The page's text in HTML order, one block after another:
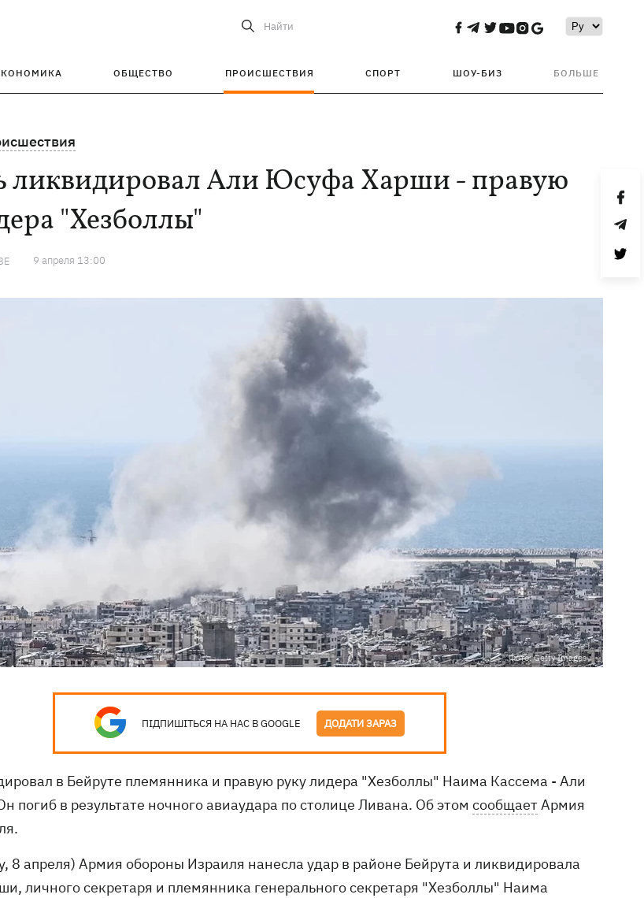
Найти
ОБЩЕСТВО ПРОИСШЕСТВИЯ СПОРТ ШОУ-БИЗ БОЛЬШЕ
ликвидировал Али Юсуфа Харши - правую
"Хезболлы"
9 апреля 13:00
Фото: Getty Images
ПІДПИШІТЬСЯ НА НАС В GOOGLE ДОДАТИ ЗАРАЗ
в Бейруте племянника и правую руку лидера "Хезболлы" Наима Кассема - Али
погиб в результате ночного авиаудара по столице Ливана. Об этом сообщаетАрмия
8 апреля) Армия обороны Израиля нанесла удар в районе Бейрута и ликвидировала
личного секретаря и племянника генерального секретаря "Хезболлы" Наима